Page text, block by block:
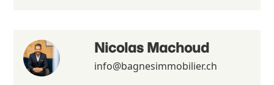
Nicolas Machoud
info@bagnesimmobilier.ch